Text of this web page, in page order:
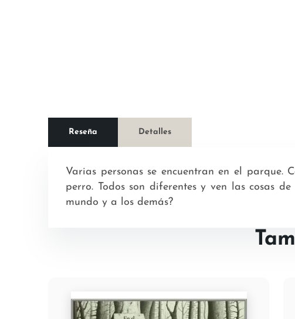
Reseña Detalles
Varias personas se encuentran en el
perro. Todos son diferentes y ven las cosas
mundo y a los demás?